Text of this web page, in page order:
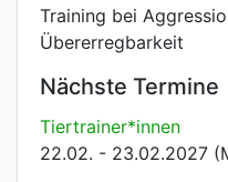
Training bei
Übererregbarkeit
Nächste Termine
Tiertrainer*innen
22.02. - 23.02.2027